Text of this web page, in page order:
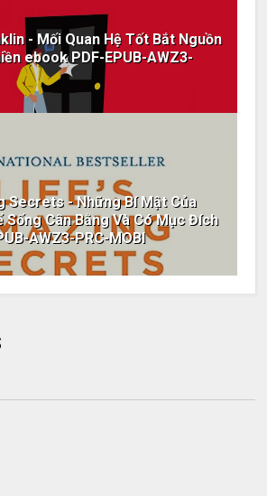
- Mối Quan Hệ Tốt Bắt Nguồn
ebook PDF-EPUB-AWZ3-
Secrets - Những Bí Mật Của
Sống Cân Bằng Và Có Mục Đích
AWZ3-PRC-MOBI